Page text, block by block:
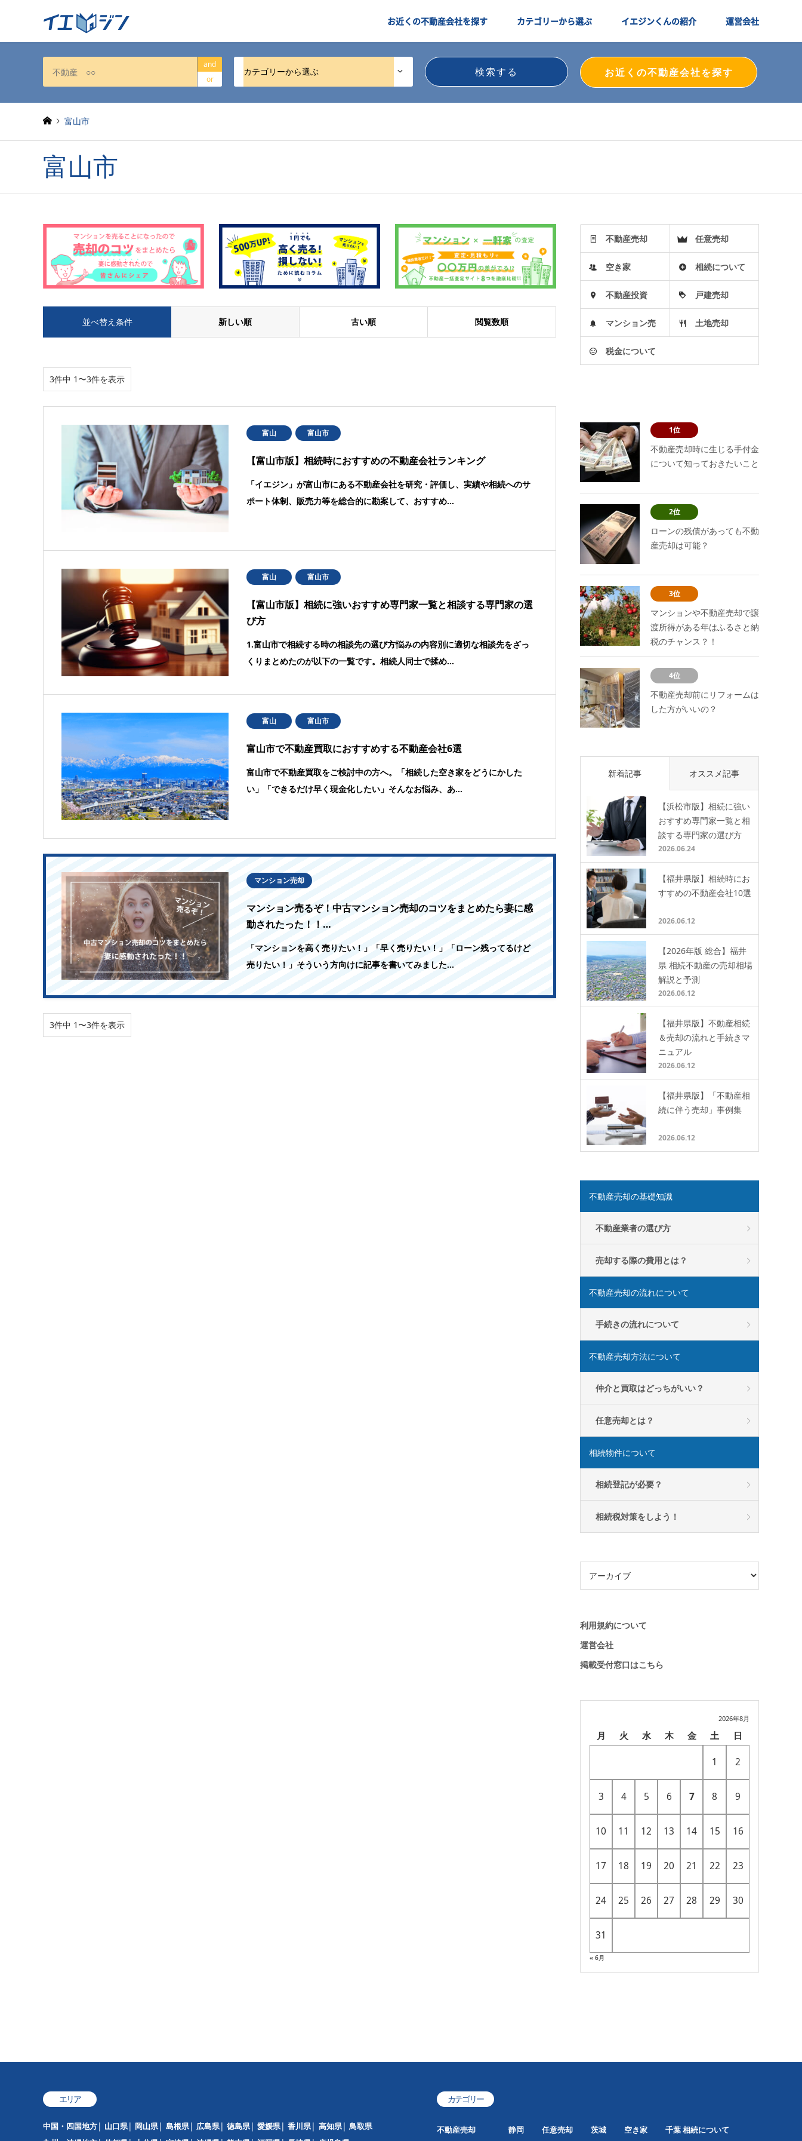
お近くの不動産会社を探す カテゴリーから選ぶ イエジンくんの紹介 運営会社
and
or
カテゴリーから選ぶ お近くの不動産会社を探す
富山市
富山市
並べ替え条件 新しい順 古い順 閲覧数順
3件中 1〜3件を表示
富山 富山市
【富山市版】相続時におすすめの不動産会社ランキング
「イエジン」が富山市にある不動産会社を研究・評価し、実績や相続へのサ
ポート体制、販売力等を総合的に勘案して、おすすめ…
富山 富山市
【富山市版】相続に強いおすすめ専門家一覧と相談する専門家の選
び方
1.富山市で相続する時の相談先の選び方悩みの内容別に適切な相談先をざっ
くりまとめたのが以下の一覧です。相続人同士で揉め…
富山 富山市
富山市で不動産買取におすすめする不動産会社6選
富山市で不動産買取をご検討中の方へ。「相続した空き家をどうにかした
い」「できるだけ早く現金化したい」そんなお悩み、あ…
マンション売却
マンション売るぞ！中古マンション売却のコツをまとめたら妻に感
動されたった！！…
「マンションを高く売りたい！」「早く売りたい！」「ローン残ってるけど
売りたい！」そういう方向けに記事を書いてみました…
3件中 1〜3件を表示
不動産売却 任意売却
空き家 相続について
不動産投資 戸建売却
マンション売
却
土地売却
税金について
1位
不動産売却時に生じる手付金
について知っておきたいこと
2位
ローンの残債があっても不動
産売却は可能？
3位
マンションや不動産売却で譲
渡所得がある年はふるさと納
税のチャンス？！
4位
不動産売却前にリフォームは
した方がいいの？
新着記事 オススメ記事
【浜松市版】相続に強い
おすすめ専門家一覧と相
談する専門家の選び方
2026.06.24
【福井県版】相続時にお
すすめの不動産会社10選
2026.06.12
【2026年版 総合】福井
県 相続不動産の売却相場
解説と予測
2026.06.12
【福井県版】不動産相続
＆売却の流れと手続きマ
ニュアル
2026.06.12
【福井県版】「不動産相
続に伴う売却」事例集
2026.06.12
不動産売却の基礎知識
不動産業者の選び方
売却する際の費用とは？
不動産売却の流れについて
手続きの流れについて
不動産売却方法について
仲介と買取はどっちがいい？
任意売却とは？
相続物件について
相続登記が必要？
相続税対策をしよう！
利用規約について
運営会社
掲載受付窓口はこちら
2026年8月
月 火 水 木 金 土 日
1 2
3 4 5 6 7 8 9
10 11 12 13 14 15 16
17 18 19 20 21 22 23
24 25 26 27 28 29 30
31
« 6月
エリア
中国・四国地方 山口県 岡山県 島根県 広島県 徳島県 愛媛県 香川県 高知県
鳥取県
カテゴリー
不動産売却 静岡 任意売却 茨城 空き家 千葉相続について